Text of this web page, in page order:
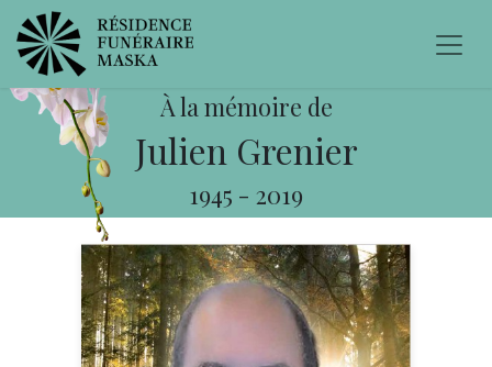
À la mémoire de
Julien Grenier
1945 - 2019